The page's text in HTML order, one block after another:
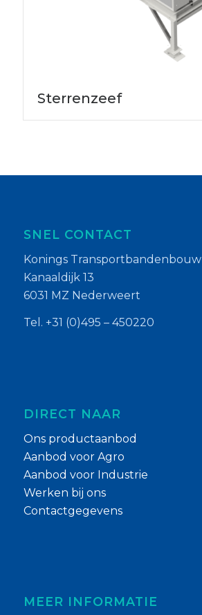
Sterrenzeef
SNEL CONTACT
Konings Transportbandenbouw
Kanaaldijk 13
6031 MZ Nederweert
Tel. +31 (0)495 – 450220
DIRECT NAAR
Ons productaanbod
Aanbod voor Agro
Aanbod voor Industrie
Werken bij ons
Contactgegevens
MEER INFORMATIE